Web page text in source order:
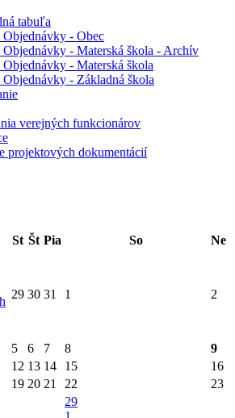
tabuľa
- Obec
- Materská škola - Archív
- Materská škola
- Základná škola
verejných funkcionárov
projektových dokumentácií
St Št Pia So Ne
29 30 31 1 2
5 6 7 8
9
12 13 14 15
16
19 20 21 22 23
29